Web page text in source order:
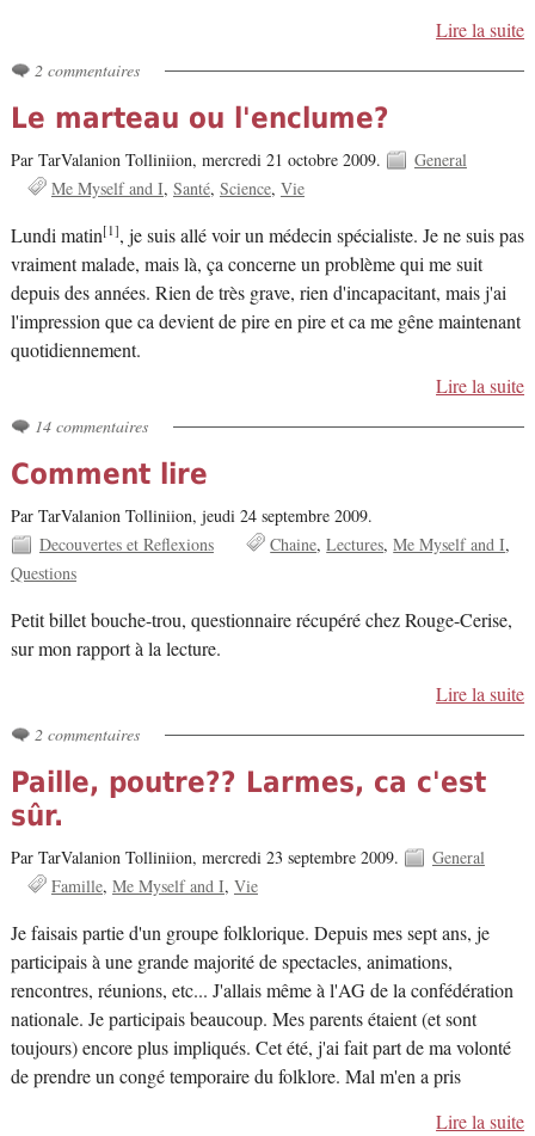
Lire la suite
2 commentaires
Le marteau ou l'enclume?
Par TarValanion Tolliniion, mercredi 21 octobre 2009.
General
Me Myself and I Santé Science Vie
Lundi matin[1], je suis allé voir un médecin spécialiste. Je ne suis pas
vraiment malade, mais là, ça concerne un problème qui me suit
depuis des années. Rien de très grave, rien d'incapacitant, mais j'ai
l'impression que ca devient de pire en pire et ca me gêne maintenant
quotidiennement.
Lire la suite
14 commentaires
Comment lire
Par TarValanion Tolliniion, jeudi 24 septembre 2009.
Decouvertes et Reflexions
Chaine Lectures Me Myself and I
Questions
Petit billet bouche-trou, questionnaire récupéré chez Rouge-Cerise,
sur mon rapport à la lecture.
Lire la suite
2 commentaires
Paille, poutre?? Larmes, ca c'est
sûr.
Par TarValanion Tolliniion, mercredi 23 septembre 2009.
General
Famille Me Myself and I Vie
Je faisais partie d'un groupe folklorique. Depuis mes sept ans, je
participais à une grande majorité de spectacles, animations,
rencontres, réunions, etc... J'allais même à l'AG de la confédération
nationale. Je participais beaucoup. Mes parents étaient (et sont
toujours) encore plus impliqués. Cet été, j'ai fait part de ma volonté
de prendre un congé temporaire du folklore. Mal m'en a pris
Lire la suite